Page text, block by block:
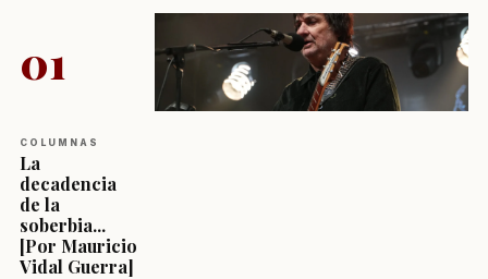
01
COLUMNAS
La
decadencia
de la
soberbia...
[Por Mauricio
Vidal Guerra]